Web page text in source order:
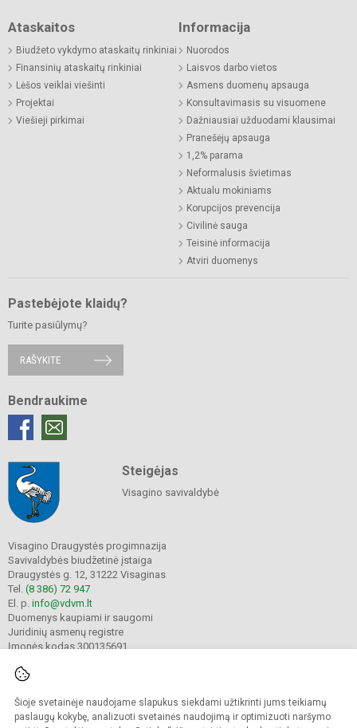
Šioje svetainėje naudojame slapukus siekdami užtikrinti jums teikiamų
paslaugų kokybę, analizuoti svetainės naudojimą ir optimizuoti naršymo
Ataskaitos
Biudžeto vykdymo ataskaitų rinkiniai
Finansinių ataskaitų rinkiniai
Lėšos veiklai viešinti
Projektai
Viešieji pirkimai
Informacija
Nuorodos
Laisvos darbo vietos
Asmens duomenų apsauga
Konsultavimasis su visuomene
Dažniausiai užduodami klausimai
Pranešėjų apsauga
1,2% parama
Neformalusis švietimas
Aktualu mokiniams
Korupcijos prevencija
Civilinė sauga
Teisinė informacija
Atviri duomenys
Pastebėjote klaidų?
Turite pasiūlymų?
RAŠYKITE
Bendraukime
Steigėjas
Visagino savivaldybė
Visagino Draugystės progimnazija
Savivaldybės biudžetinė įstaiga
Draugystės g. 12, 31222 Visaginas
Tel. (8 386) 72 947
El. p. info@vdvm.lt
Duomenys kaupiami ir saugomi
Juridinių asmenų registre
Įmonės kodas 300135691
© 2022. Visagino Draugystės progimnazija. Visos teisės saugomos.
Kopijuoti turinį be raštiško gimnazijos sutikimo griežtai draudžiama.